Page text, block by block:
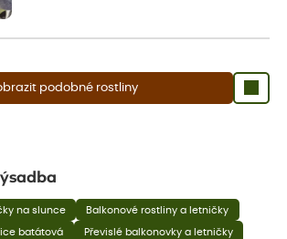
podobné rostliny
na slunce Balkonové rostliny a letničky
batátová Převislé balkonovky a letničky